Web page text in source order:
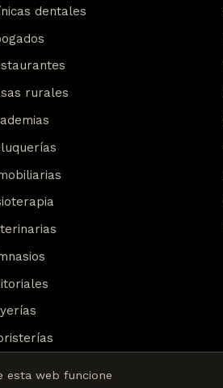
dentales
rurales
esta web funcione